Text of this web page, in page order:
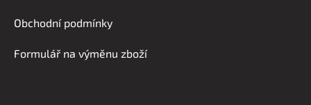
Obchodní podmínky
Formulář na výměnu zboží